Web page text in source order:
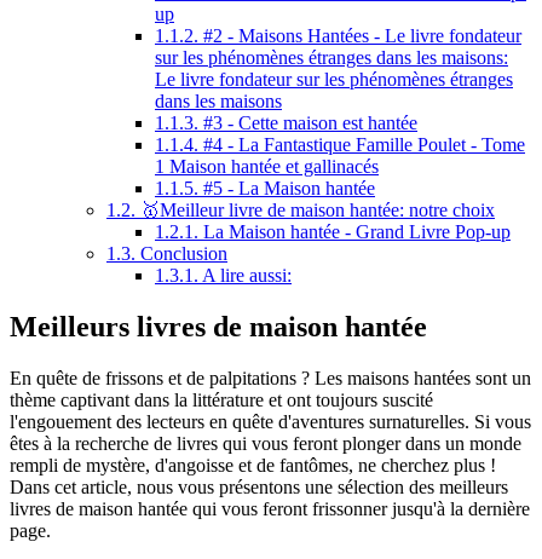
up
1.1.2. #2 - Maisons Hantées - Le livre fondateur
sur les phénomènes étranges dans les maisons:
Le livre fondateur sur les phénomènes étranges
dans les maisons
1.1.3. #3 - Cette maison est hantée
1.1.4. #4 - La Fantastique Famille Poulet - Tome
1 Maison hantée et gallinacés
1.1.5. #5 - La Maison hantée
1.2. 🥇Meilleur livre de maison hantée: notre choix
1.2.1. La Maison hantée - Grand Livre Pop-up
1.3. Conclusion
1.3.1. A lire aussi:
Meilleurs livres de maison hantée
En quête de frissons et de palpitations ? Les maisons hantées sont un
thème captivant dans la littérature et ont toujours suscité
l'engouement des lecteurs en quête d'aventures surnaturelles. Si vous
êtes à la recherche de livres qui vous feront plonger dans un monde
rempli de mystère, d'angoisse et de fantômes, ne cherchez plus !
Dans cet article, nous vous présentons une sélection des meilleurs
livres de maison hantée qui vous feront frissonner jusqu'à la dernière
page.